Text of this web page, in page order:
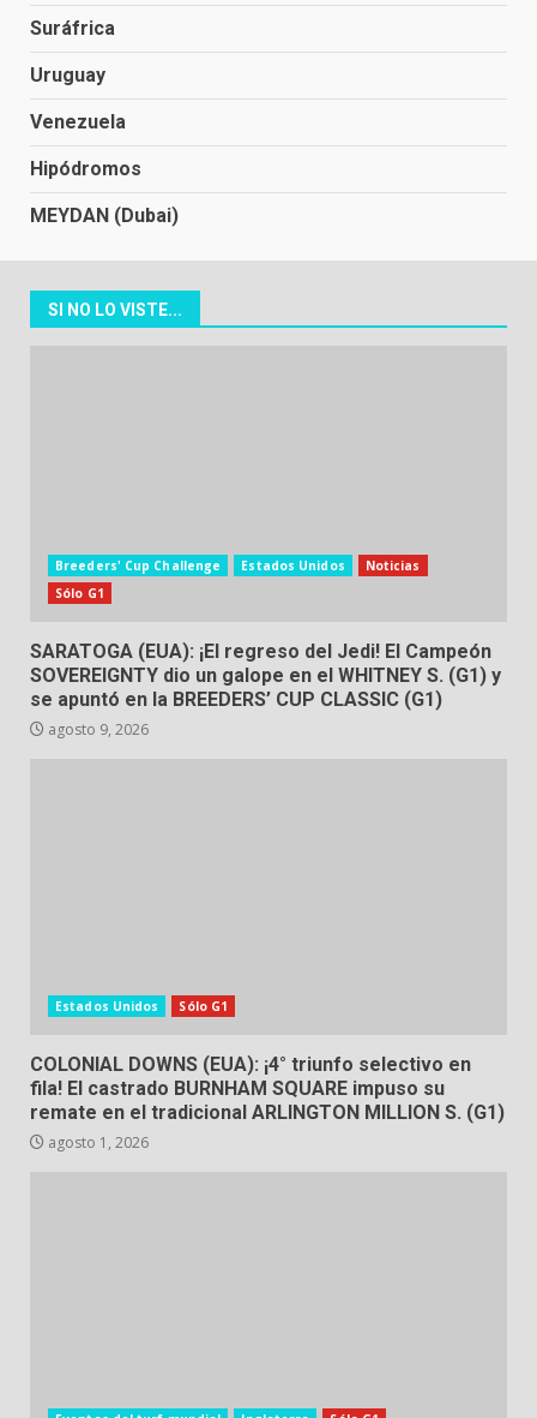
Suráfrica
Uruguay
Venezuela
Hipódromos
MEYDAN (Dubai)
SI NO LO VISTE...
Breeders' Cup Challenge Estados Unidos
Noticias
Sólo G1
SARATOGA (EUA): ¡El regreso del Jedi! El Campeón
SOVEREIGNTY dio un galope en el WHITNEY S. (G1) y
se apuntó en la BREEDERS’ CUP CLASSIC (G1)
agosto 9, 2026
Estados Unidos Sólo G1
COLONIAL DOWNS (EUA): ¡4° triunfo selectivo en
fila! El castrado BURNHAM SQUARE impuso su
remate en el tradicional ARLINGTON MILLION S. (G1)
agosto 1, 2026